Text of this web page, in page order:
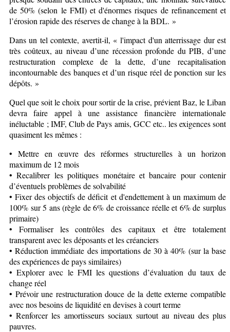
de 50% (selon le FMI) et d'énormes risques de refinancement et
l’érosion rapide des réserves de change à la BDL. »
Dans un tel contexte, avertit-il, « l'impact d'un atterrissage dur est
très coûteux, au niveau d’une récession profonde du PIB, d’une
restructuration complexe de la dette, d’une recapitalisation
incontournable des banques et d’un risque réel de ponction sur les
dépôts. »
Quel que soit le choix pour sortir de la crise, prévient Baz, le Liban
devra faire appel à une assistance financière internationale
inéluctable ; IMF, Club de Pays amis, GCC etc.. les exigences sont
quasiment les mêmes :
• Mettre en œuvre des réformes structurelles à un horizon
maximum de 12 mois
• Recalibrer les politiques monétaire et bancaire pour contenir
d’éventuels problèmes de solvabilité
• Fixer des objectifs de déficit et d'endettement à un maximum de
100% sur 5 ans (règle de 6% de croissance réelle et 6% de surplus
primaire)
• Formaliser les contrôles des capitaux et être totalement
transparent avec les déposants et les créanciers
• Réduction immédiate des importations de 30 à 40% (sur la base
des expériences de pays similaires)
• Explorer avec le FMI les questions d’évaluation du taux de
change réel
• Prévoir une restructuration douce de la dette externe compatible
avec nos besoins de liquidité en devises à court terme
• Renforcer les amortisseurs sociaux surtout au niveau des plus
pauvres.